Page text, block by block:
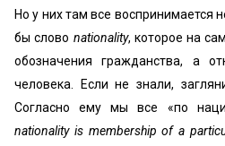
Но у них там все воспринимается
бы слово nationality, которое на
обозначения гражданства, а
человека. Если не знали,
Согласно ему мы все «по
nationality is membership of a